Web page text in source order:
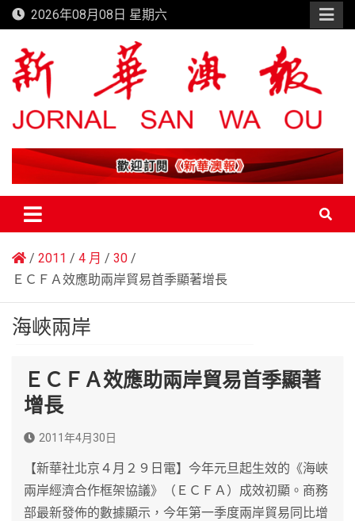
Skip
to
content
2026年08月08日 星期六
新華澳報
2011 4 月
30
ＥＣＦＡ效應助兩岸貿易首季顯著增長
海峽兩岸
ＥＣＦＡ效應助兩岸貿易首季顯著
增長
2011年4月30日
【新華社北京４月２９日電】今年元旦起生效的《海峽
兩岸經濟合作框架協議》（ＥＣＦＡ）成效初顯。商務
部最新發佈的數據顯示，今年第一季度兩岸貿易同比增